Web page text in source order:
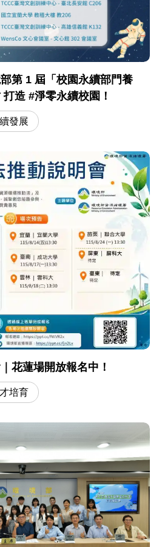
第 1 屆「校園永續部門養
成」教師培力工作坊 打造 #淨零永續校園！
發展
花蓮場開放報名中！
培育